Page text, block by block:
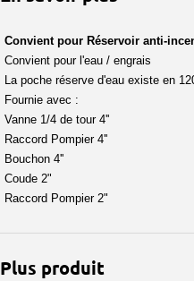
Convient pour Réservoir anti-
Convient pour l'eau / engrais
La poche réserve d'eau existe en
Fournie avec :
Vanne 1/4 de tour 4''
Raccord Pompier 4''
Bouchon 4''
Coude 2"
Raccord Pompier 2"
Plus produit